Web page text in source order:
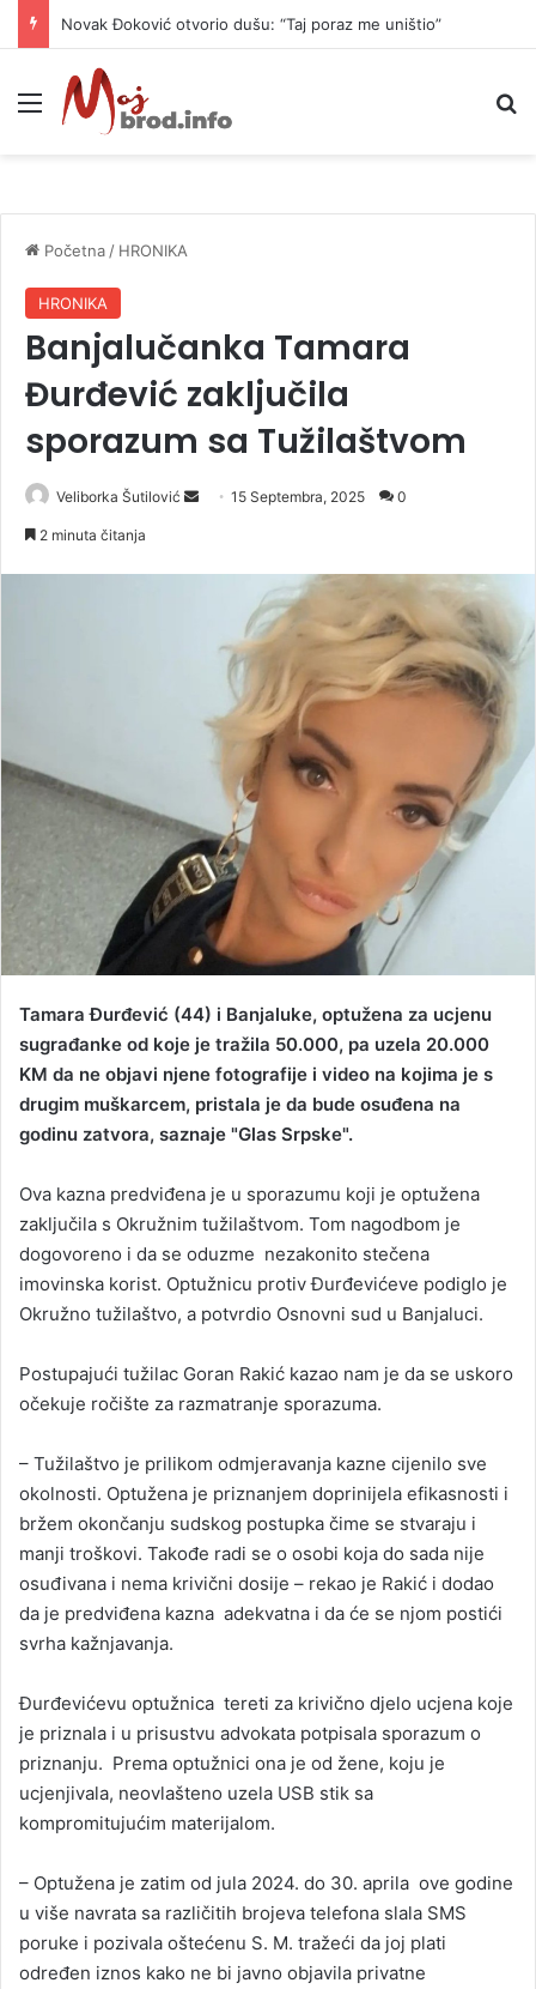
Novak Đoković otvorio dušu: “Taj poraz me uništio”
Meni
Početna / HRONIKA
HRONIKA
Banjalučanka Tamara
Đurđević zaključila
sporazum sa Tužilaštvom
Veliborka Šutilović
a
15 Septembra, 2025 0
2 minuta čitanja
Tamara Đurđević (44) i Banjaluke, optužena za ucjenu
sugrađanke od koje je tražila 50.000, pa uzela 20.000
KM da ne objavi njene fotografije i video na kojima je s
drugim muškarcem, pristala je da bude osuđena na
godinu zatvora, saznaje "Glas Srpske".
Ova kazna predviđena je u sporazumu koji je optužena
zaključila s Okružnim tužilaštvom. Tom nagodbom je
dogovoreno i da se oduzme nezakonito stečena
imovinska korist. Optužnicu protiv Đurđevićeve podiglo je
Okružno tužilaštvo, a potvrdio Osnovni sud u Banjaluci.
Postupajući tužilac Goran Rakić kazao nam je da se uskoro
očekuje ročište za razmatranje sporazuma.
– Tužilaštvo je prilikom odmjeravanja kazne cijenilo sve
okolnosti. Optužena je priznanjem doprinijela efikasnosti i
bržem okončanju sudskog postupka čime se stvaraju i
manji troškovi. Takođe radi se o osobi koja do sada nije
osuđivana i nema krivični dosije – rekao je Rakić i dodao
da je predviđena kazna adekvatna i da će se njom postići
svrha kažnjavanja.
Đurđevićevu optužnica tereti za krivično djelo ucjena koje
je priznala i u prisustvu advokata potpisala sporazum o
priznanju. Prema optužnici ona je od žene, koju je
ucjenjivala, neovlašteno uzela USB stik sa
kompromitujućim materijalom.
– Optužena je zatim od jula 2024. do 30. aprila ove godine
u više navrata sa različitih brojeva telefona slala SMS
poruke i pozivala oštećenu S. M. tražeći da joj plati
određen iznos kako ne bi javno objavila privatne